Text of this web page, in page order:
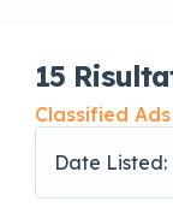
15
Classified Ads
Date Listed: